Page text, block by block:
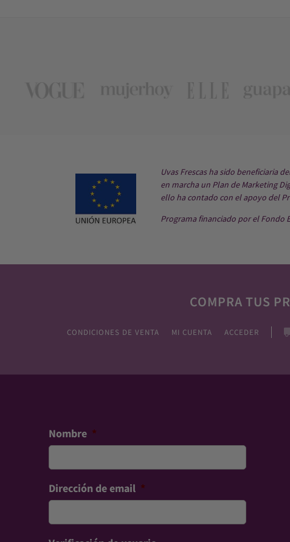
Uvas Frescas ha sido beneficiaria
en marcha un Plan de Marketing
ello ha contado con el apoyo del
Programa financiado por el Fondo
COMPRA TUS
CONDICIONES DE VENTA MI CUENTA ACCEDER
Nombre *
Dirección de email *